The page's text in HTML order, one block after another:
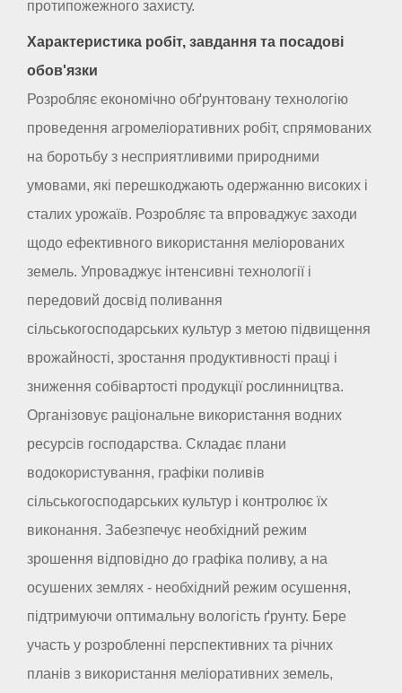
протипожежного захисту.
Характеристика робіт, завдання та посадові
обов'язки
Розробляє економічно обґрунтовану технологію
проведення агромеліоративних робіт, спрямованих
на боротьбу з несприятливими природними
умовами, які перешкоджають одержанню високих і
сталих урожаїв. Розробляє та впроваджує заходи
щодо ефективного використання меліорованих
земель. Упроваджує інтенсивні технології і
передовий досвід поливання
сільськогосподарських культур з метою підвищення
врожайності, зростання продуктивності праці і
зниження собівартості продукції рослинництва.
Організовує раціональне використання водних
ресурсів господарства. Складає плани
водокористування, графіки поливів
сільськогосподарських культур і контролює їх
виконання. Забезпечує необхідний режим
зрошення відповідно до графіка поливу, а на
осушених землях - необхідний режим осушення,
підтримуючи оптимальну вологість ґрунту. Бере
участь у розробленні перспективних та річних
планів з використання меліоративних земель,